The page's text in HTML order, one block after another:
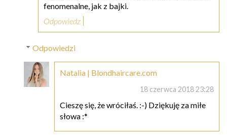
fenomenalne, jak z bajki.
Odpowiedz
Odpowiedzi
Natalia | Blondhaircare.com
18 czerwca 2018 23:28
Cieszę się, że wróciłaś. :-) Dziękuję za miłe
słowa :*